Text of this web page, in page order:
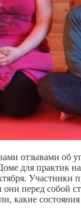
отзывами об
для практик
Участники
они перед собой
какие